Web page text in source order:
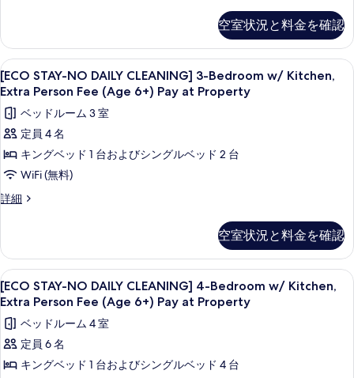
表
示
す
る
at
Property
の
す
べ
て
の
写
真
示
す
る
Kitchen:
Extra
person
(Age
Pay
at
Property
の
詳
空室状況と料金を確認
[ECO
STAY-
NO
DAILY
CLEANING]
3-
Bedroom
w/
Person
Fee
(Age
6+)
Pay
at
Property
1 室のベッドルーム、セーフティボ
10
[ECO STAY-NO DAILY CLEANING] 3-Bedroom w/ Kitchen,
Extra Person Fee (Age 6+) Pay at Property
ベッドルーム 3 室
定員 4 名
キングベッド 1 台およびシングルベッド 2 台
WiFi (無料)
詳細
[ECO
CLEANING]
3-
Bedroom
w/
Extra
Person
(Age
空室状況と料金を確認
[ECO
STAY-
NO
DAILY
CLEANING]
4-
1 室のベッドルーム、セーフティボ
8
[ECO STAY-NO DAILY CLEANING] 4-Bedroom w/ Kitchen,
Extra Person Fee (Age 6+) Pay at Property
ベッドルーム 4 室
定員 6 名
キングベッド 1 台およびシングルベッド 4 台